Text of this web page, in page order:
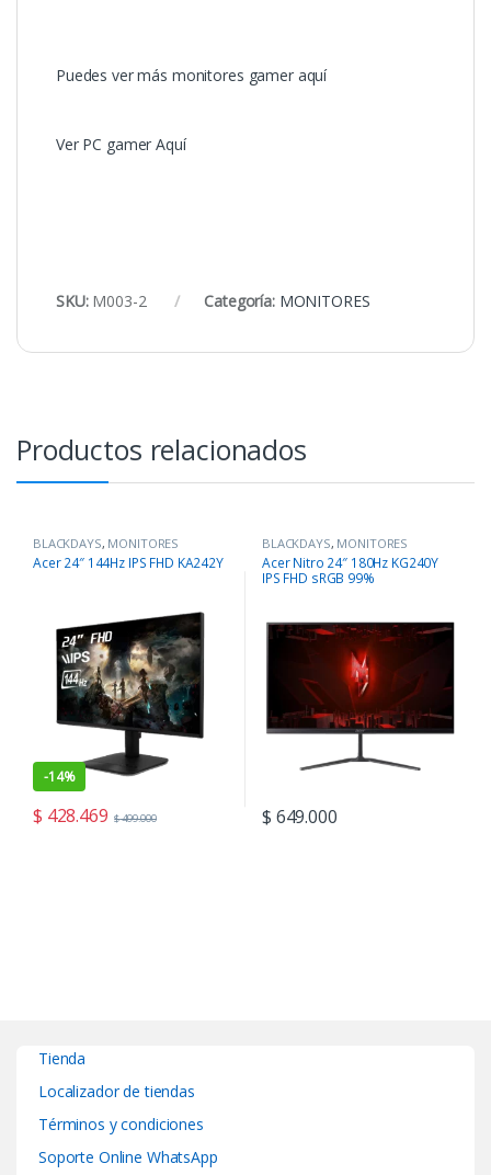
Puedes ver más monitores gamer aquí
Ver PC gamer Aquí
SKU: M003-2 Categoría: MONITORES
Productos relacionados
BLACKDAYS, MONITORES
Acer 24″ 144Hz IPS FHD KA242Y
-14%
$ 428.469 $499.000
BLACKDAYS, MONITORES
Acer Nitro 24″ 180Hz KG240Y
IPS FHD sRGB 99%
$ 649.000
Tienda
Localizador de tiendas
Términos y condiciones
Soporte Online WhatsApp